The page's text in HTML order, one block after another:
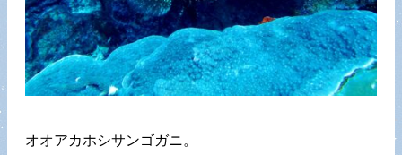
オオアカホシサンゴガニ。